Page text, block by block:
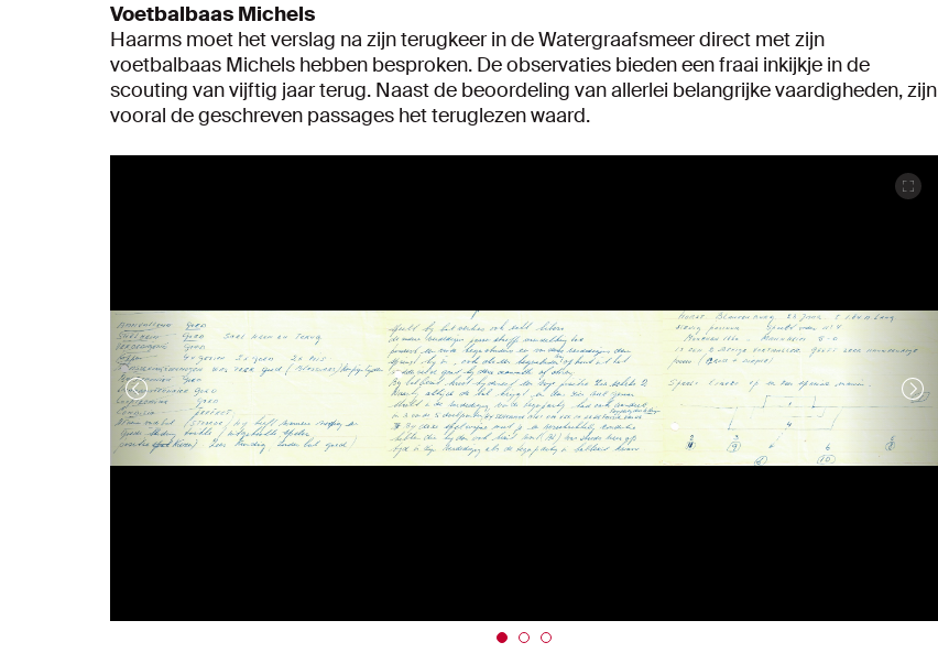
Voetbalbaas Michels
Haarms moet het verslag na zijn terugkeer in de Watergraafsmeer direct met zijn
voetbalbaas Michels hebben besproken. De observaties bieden een fraai inkijkje in de
scouting van vijftig jaar terug. Naast de beoordeling van allerlei belangrijke vaardigheden, zijn
vooral de geschreven passages het teruglezen waard.